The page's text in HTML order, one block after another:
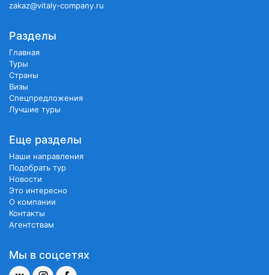
zakaz@vitaly-company.ru
Разделы
Главная
Туры
Страны
Визы
Спецпредложения
Лучшие туры
Еще разделы
Наши направления
Подобрать тур
Новости
Это интересно
О компании
Контакты
Агентствам
Мы в соцсетях